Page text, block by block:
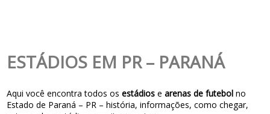
ESTÁDIOS EM PR – PARANÁ
Aqui você encontra todos osestádiosearenas de futebol no
Estado de Paraná – PR – história, informações, como chegar,